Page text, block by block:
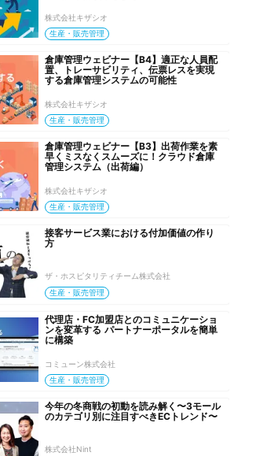
株式会社キザシオ
生産・販売管理
倉庫管理ウェビナー【B4】適正な人員配
置、トレーサビリティ、伝票レスを実現
する倉庫管理システムの可能性
株式会社キザシオ
生産・販売管理
倉庫管理ウェビナー【B3】出荷作業を素
早くミスなくスムーズに！クラウド倉庫
管理システム（出荷編）
株式会社キザシオ
生産・販売管理
接客サービス業における付加価値の作り
方
ザ・ホスピタリティチーム株式会社
生産・販売管理
代理店・FC加盟店とのコミュニケーショ
ンを変革する パートナーポータルを簡単
に構築
コミューン株式会社
生産・販売管理
今年の冬商戦の初動を読み解く〜3モール
のカテゴリ別に注目すべきECトレンド〜
株式会社Nint